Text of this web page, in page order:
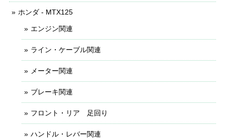
ホンダ - MTX125
エンジン関連
ライン・ケーブル関連
メーター関連
ブレーキ関連
フロント・リア 足回り
ハンドル・レバー関連